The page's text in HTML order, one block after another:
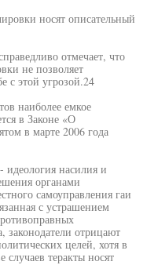
носят описательный
отмечает, что
не позволяет
с этой угрозой.24
наиболее емкое
в Законе «О
в марте 2006 года
идеология насилия и
органами
самоуправления гаи
с устрашением
законодатели отрицают
целей, хотя в
теракты носят